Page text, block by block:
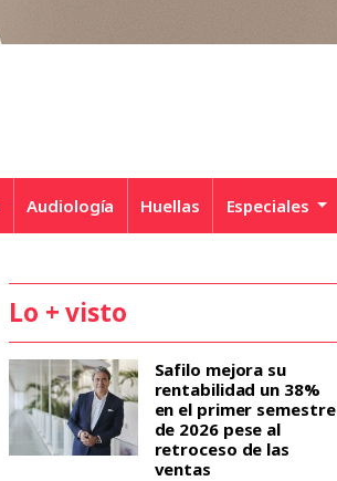
Audiología Huellas Especiales
Lo + visto
Safilo mejora su
rentabilidad un 38%
en el primer semestre
de 2026 pese al
retroceso de las
ventas